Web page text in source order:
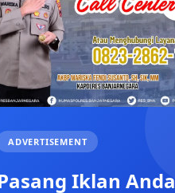
ADVERTISEMENT
Iklan Anda